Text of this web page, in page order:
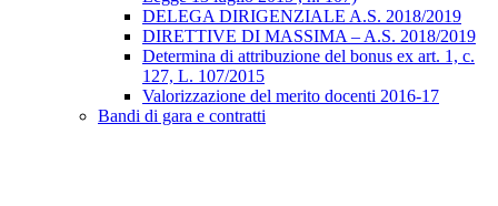
DELEGA DIRIGENZIALE A.S. 2018/2019
DIRETTIVE DI MASSIMA – A.S. 2018/2019
Determina di attribuzione del bonus ex art. 1, c.
127, L. 107/2015
Valorizzazione del merito docenti 2016-17
Bandi di gara e contratti